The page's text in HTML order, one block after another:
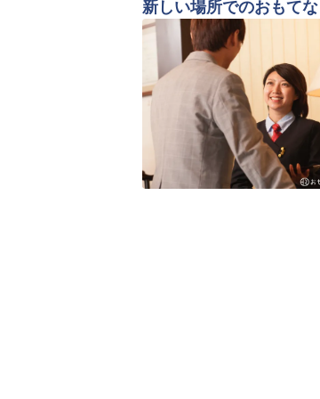
新しい場所でのおもて